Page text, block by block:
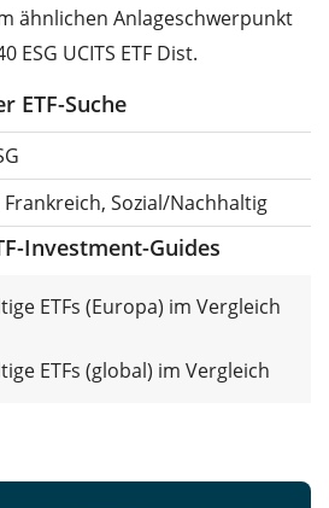
ähnlichen Anlageschwerpunkt
ESG UCITS ETF Dist.
ETF-Suche
Sozial/Nachhaltig
Investment-Guides
ETFs (Europa) im Vergleich
ETFs (global) im Vergleich